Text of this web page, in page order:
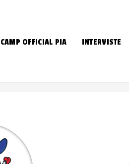
OFFICIAL PIA INTERVISTE